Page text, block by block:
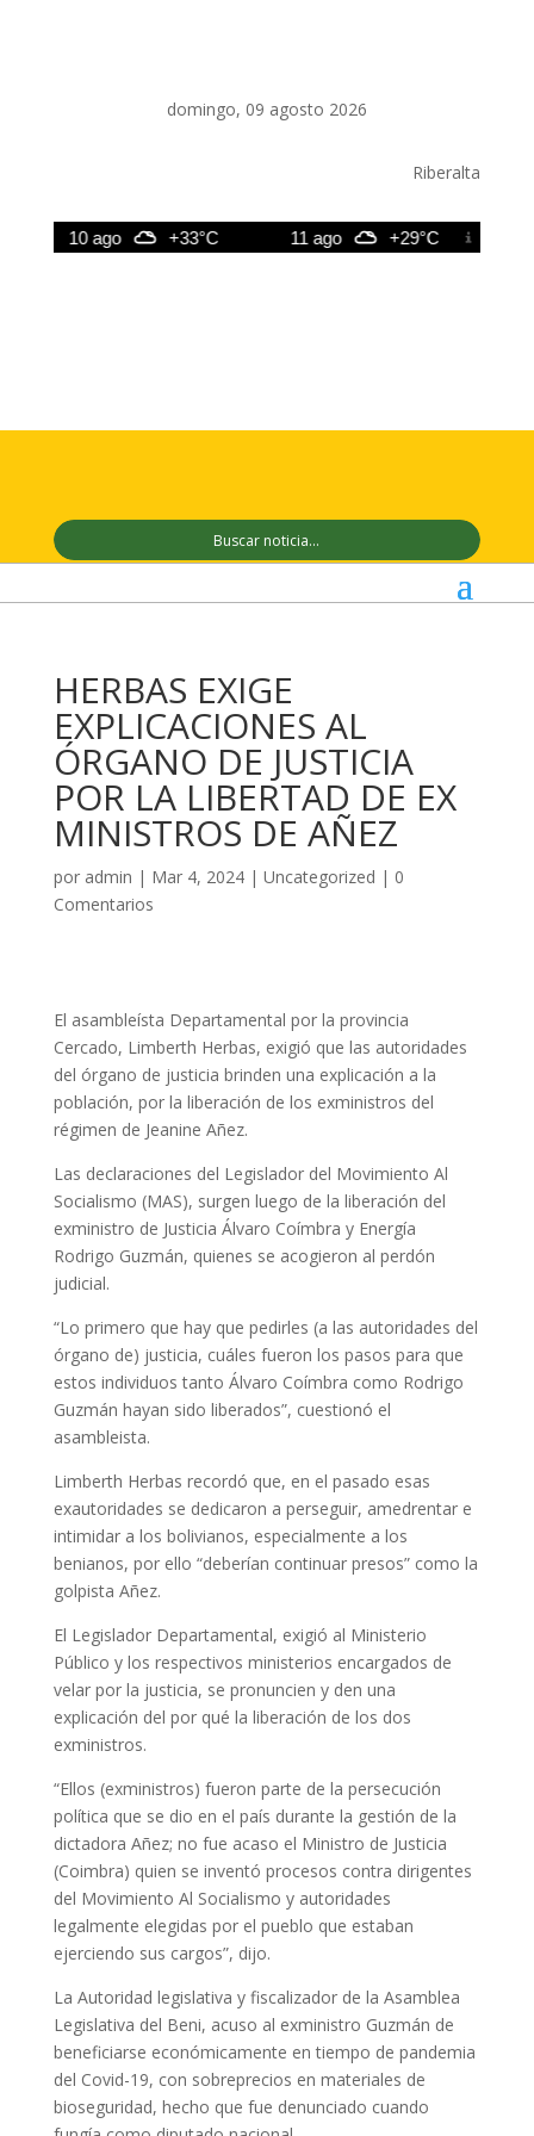
domingo, 09 agosto 2026
Riberalta
10 ago +33°C 11 ago +29°C
HERBAS EXIGE
EXPLICACIONES AL
ÓRGANO DE JUSTICIA
POR LA LIBERTAD DE EX
MINISTROS DE AÑEZ
por admin | Mar 4, 2024| Uncategorized | 0
Comentarios
El asambleísta Departamental por la provincia
Cercado, Limberth Herbas, exigió que las autoridades
del órgano de justicia brinden una explicación a la
población, por la liberación de los exministros del
régimen de Jeanine Añez.
Las declaraciones del Legislador del Movimiento Al
Socialismo (MAS), surgen luego de la liberación del
exministro de Justicia Álvaro Coímbra y Energía
Rodrigo Guzmán, quienes se acogieron al perdón
judicial.
“Lo primero que hay que pedirles (a las autoridades del
órgano de) justicia, cuáles fueron los pasos para que
estos individuos tanto Álvaro Coímbra como Rodrigo
Guzmán hayan sido liberados”, cuestionó el
asambleista.
Limberth Herbas recordó que, en el pasado esas
exautoridades se dedicaron a perseguir, amedrentar e
intimidar a los bolivianos, especialmente a los
benianos, por ello “deberían continuar presos” como la
golpista Añez.
El Legislador Departamental, exigió al Ministerio
Público y los respectivos ministerios encargados de
velar por la justicia, se pronuncien y den una
explicación del por qué la liberación de los dos
exministros.
“Ellos (exministros) fueron parte de la persecución
política que se dio en el país durante la gestión de la
dictadora Añez; no fue acaso el Ministro de Justicia
(Coimbra) quien se inventó procesos contra dirigentes
del Movimiento Al Socialismo y autoridades
legalmente elegidas por el pueblo que estaban
ejerciendo sus cargos”, dijo.
La Autoridad legislativa y fiscalizador de la Asamblea
Legislativa del Beni, acuso al exministro Guzmán de
beneficiarse económicamente en tiempo de pandemia
del Covid-19, con sobreprecios en materiales de
bioseguridad, hecho que fue denunciado cuando